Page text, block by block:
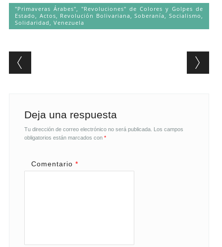
"Primaveras Árabes", "Revoluciones" de Colores y Golpes de
Estado
Actos Revolución Bolivariana ,Soberanía Socialismo
Solidaridad
Venezuela
Post navigation
Deja una respuesta
Tu dirección de correo electrónico no será publicada. Los campos
obligatorios están marcados con *
Comentario *